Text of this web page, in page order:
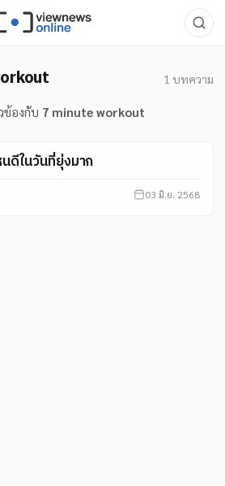
workout 1 บทความ
ข้องกับ 7 minute workout
ดีในวันที่ยุ่งมาก
03 มิ.ย. 2568